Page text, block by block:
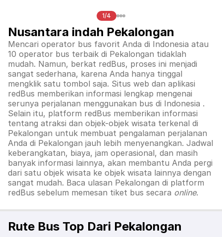
1/4
Nusantara indah Pekalongan
Mencari operator bus favorit Anda di Indonesia atau
10 operator bus terbaik di Pekalongan tidaklah
mudah. Namun, berkat redBus, proses ini menjadi
sangat sederhana, karena Anda hanya tinggal
mengklik satu tombol saja. Situs web dan aplikasi
redBus memberikan informasi lengkap mengenai
serunya perjalanan menggunakan bus di Indonesia .
Selain itu, platform redBus memberikan informasi
tentang atraksi dan objek-objek wisata terkenal di
Pekalongan untuk membuat pengalaman perjalanan
Anda di Pekalongan jauh lebih menyenangkan. Jadwal
keberangkatan, biaya, jam operasional, dan masih
banyak informasi lainnya, akan membantu Anda pergi
dari satu objek wisata ke objek wisata lainnya dengan
sangat mudah. Baca ulasan Pekalongan di platform
redBus sebelum memesan tiket bus secara online.
Rute Bus Top Dari Pekalongan